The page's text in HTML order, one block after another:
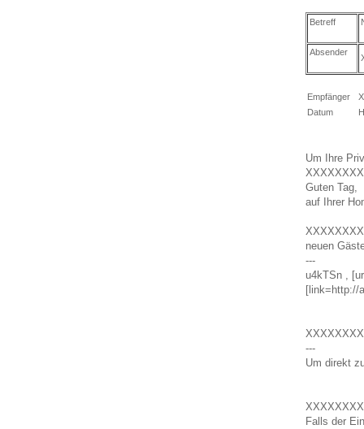
Betreff
Absender
Empfänger
Datum
Um Ihre
Guten Tag,
auf Ihrer
neuen
---
u4kTSn ,
[link=http://
---
Um direkt
Falls der